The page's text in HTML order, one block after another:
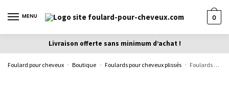
MENU 0
Livraison offerte sans minimum d’achat !
Foulard pour cheveux » Boutique » Foulards pour cheveux plissés » Foulards pour cheveux plissés en teinte orange – Eséline